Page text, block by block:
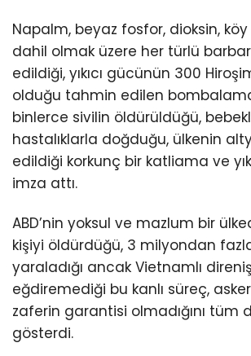
Napalm, beyaz fosfor, dioksin,
dahil olmak üzere her türlü
edildiği, yıkıcı gücünün 300
olduğu tahmin edilen
binlerce sivilin öldürüldüğü,
hastalıklarla doğduğu, ülkenin
edildiği korkunç bir katliama ve
imza attı.
ABD’nin yoksul ve mazlum bir
kişiyi öldürdüğü, 3 milyondan
yaraladığı ancak Vietnamlı
eğdiremediği bu kanlı süreç,
zaferin garantisi olmadığını tüm
gösterdi.